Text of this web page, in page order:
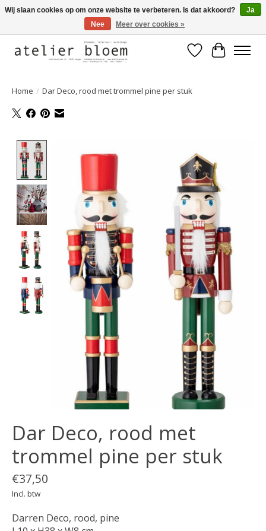
Welkom bij Atelier Bloem
Verlanglijst
Home / Dar Deco, rood met trommel pine per stuk
Dar Deco, rood met
trommel pine per stuk
€37,50
Incl. btw
Darren Deco, rood, pine
Wij slaan cookies op om onze website te verbeteren. Is dat akkoord?
Ja
Nee
Meer over cookies »